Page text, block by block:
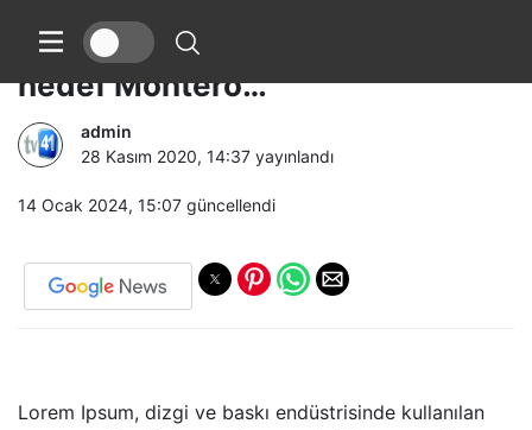
Beşiktaş’a kaleci transferi! İlk
hedef Montero…
admin
28 Kasım 2020, 14:37 yayınlandı
14 Ocak 2024, 15:07 güncellendi
Lorem Ipsum, dizgi ve baskı endüstrisinde kullanılan